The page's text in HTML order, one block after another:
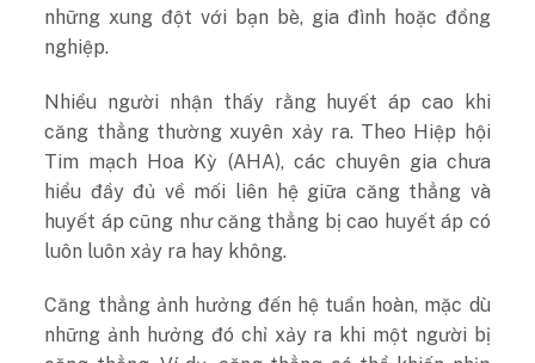
những xung đột với bạn bè, gia đình hoặc đồng
nghiệp.
Nhiều người nhận thấy rằng huyết áp cao khi
căng thẳng thường xuyên xảy ra. Theo Hiệp hội
Tim mạch Hoa Kỳ (AHA), các chuyên gia chưa
hiểu đầy đủ về mối liên hệ giữa căng thẳng và
huyết áp cũng như căng thẳng bị cao huyết áp có
luôn luôn xảy ra hay không.
Căng thẳng ảnh hưởng đến hệ tuần hoàn, mặc dù
những ảnh hưởng đó chỉ xảy ra khi một người bị